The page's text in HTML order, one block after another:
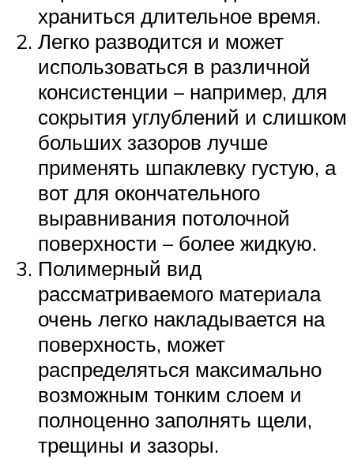
храниться длительное время.
Легко разводится и может
использоваться в различной
консистенции – например, для
сокрытия углублений и слишком
больших зазоров лучше
применять шпаклевку густую, а
вот для окончательного
выравнивания потолочной
поверхности – более жидкую.
Полимерный вид
рассматриваемого материала
очень легко накладывается на
поверхность, может
распределяться максимально
возможным тонким слоем и
полноценно заполнять щели,
трещины и зазоры.